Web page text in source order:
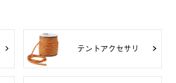
テントアクセサリ